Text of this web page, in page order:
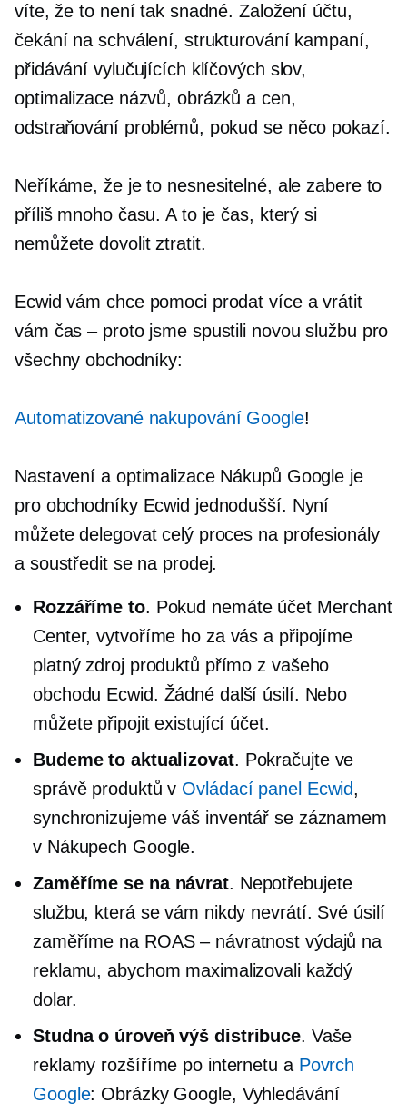
víte, že to není tak snadné. Založení účtu,
čekání na schválení, strukturování kampaní,
přidávání vylučujících klíčových slov,
optimalizace názvů, obrázků a cen,
odstraňování problémů, pokud se něco pokazí.
Neříkáme, že je to nesnesitelné, ale zabere to
příliš mnoho času. A to je čas, který si
nemůžete dovolit ztratit.
Ecwid vám chce pomoci prodat více a vrátit
vám čas – proto jsme spustili novou službu pro
všechny obchodníky:
Automatizované nakupování Google!
Nastavení a optimalizace Nákupů Google je
pro obchodníky Ecwid jednodušší. Nyní
můžete delegovat celý proces na profesionály
a soustředit se na prodej.
Rozzáříme to. Pokud nemáte účet Merchant
Center, vytvoříme ho za vás a připojíme
platný zdroj produktů přímo z vašeho
obchodu Ecwid. Žádné další úsilí. Nebo
můžete připojit existující účet.
Budeme to aktualizovat. Pokračujte ve
správě produktů v Ovládací panel Ecwid,
synchronizujeme váš inventář se záznamem
v Nákupech Google.
Zaměříme se na návrat. Nepotřebujete
službu, která se vám nikdy nevrátí. Své úsilí
zaměříme na ROAS – návratnost výdajů na
reklamu, abychom maximalizovali každý
dolar.
Studnao úroveň výš distribuce. Vaše
reklamy rozšíříme po internetu a Povrch
Google: Obrázky Google, Vyhledávání